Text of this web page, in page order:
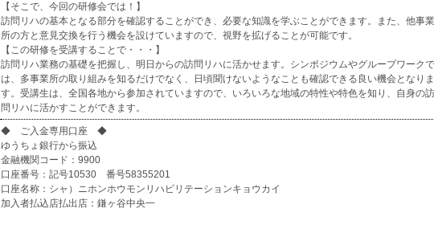
【そこで、今回の研修会では！】
訪問リハの基本となる部分を確認することができ、必要な知識を学ぶことができます。また、他事業
所の方と意見交換を行う機会を設けていますので、視野を拡げることが可能です。
【この研修を受講することで・・・】
訪問リハ業務の基礎を把握し、明日からの訪問リハに活かせます。シンポジウムやグループワークで
は、多事業所の取り組みを知るだけでなく、日頃聞けないようなことも確認できる良い機会となりま
す。受講生は、全国各地から参加されていますので、いろいろな地域の特性や特色を知り、自身の訪
問リハに活かすことができます。
◆ ご入金専用口座 ◆
ゆうちょ銀行から振込
金融機関コード：9900
口座番号：記号10530 番号58355201
口座名称：シャ）ニホンホウモンリハビリテーションキョウカイ
加入者払込店払出店：鎌ヶ谷中央一